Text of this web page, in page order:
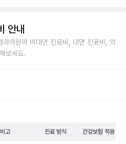
안내
과의원의 비대면 진료비, 대면 진료비, 약
보세요.
비고 진료 방식 건강보험 적용